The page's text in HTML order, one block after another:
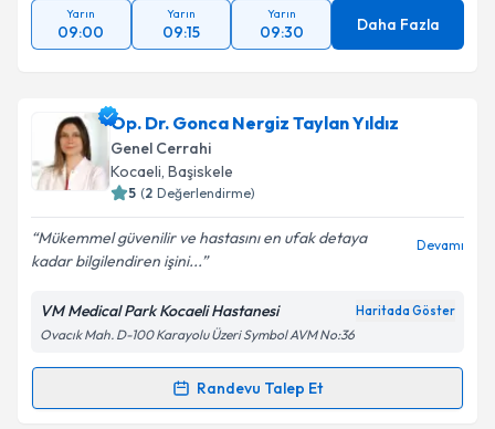
Yarın
09:00
Yarın
09:15
Yarın
09:30 Daha Fazla
Op. Dr. Gonca Nergiz Taylan Yıldız
Genel Cerrahi
Kocaeli, Başiskele
5 (2 Değerlendirme)
Mükemmel güvenilir ve hastasını en ufak detaya
kadar bilgilendiren işini...
Devamı
VM Medical Park Kocaeli Hastanesi Haritada Göster
Ovacık Mah. D-100 Karayolu Üzeri Symbol AVM No:36
Randevu Talep Et
Randevu Takvimi Talebi